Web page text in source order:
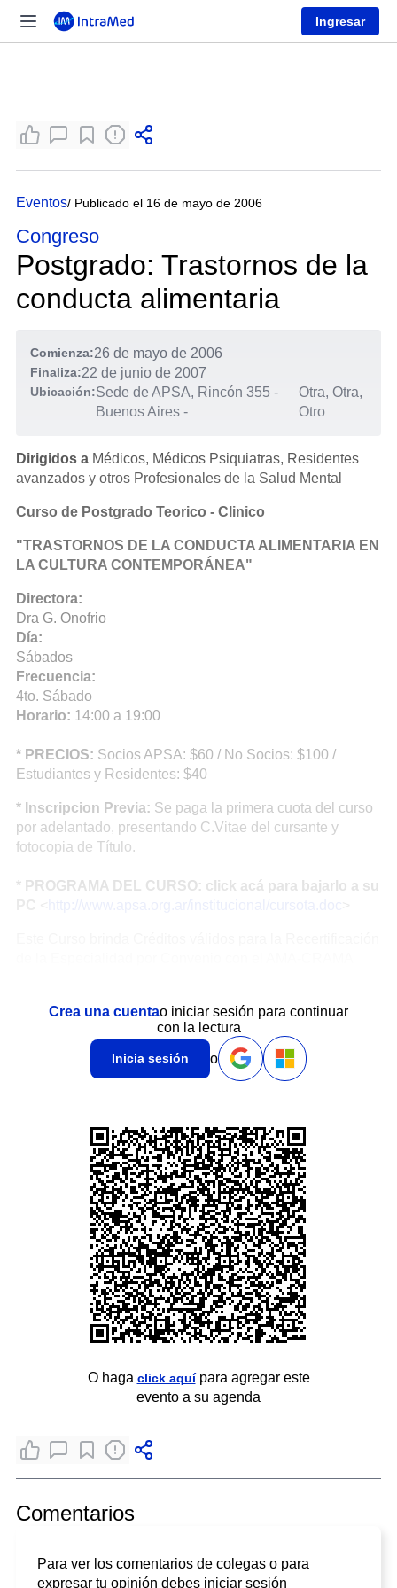
Ingresar
Eventos/ Publicado el 16 de mayo de 2006
Congreso
Postgrado: Trastornos de la
conducta alimentaria
Comienza:26 de mayo de 2006
Finaliza:22 de junio de 2007
Ubicación:Sede de APSA, Rincón 355 -
Buenos Aires -
Otra, Otra,
Otro
Dirigidos a Médicos, Médicos Psiquiatras, Residentes
avanzados y otros Profesionales de la Salud Mental
Curso de Postgrado Teorico - Clinico
"TRASTORNOS DE LA CONDUCTA ALIMENTARIA EN
LA CULTURA CONTEMPORÁNEA"
Directora:
Dra G. Onofrio
Día:
Sábados
Frecuencia:
4to. Sábado
Horario: 14:00 a 19:00
* PRECIOS: Socios APSA: $60 / No Socios: $100 /
Estudiantes y Residentes: $40
* Inscripcion Previa: Se paga la primera cuota del curso
por adelantado, presentando C.Vitae del cursante y
fotocopia de Título.
* PROGRAMA DEL CURSO: click acá para bajarlo a su
Crea una cuentao iniciar sesión para continuar
con la lectura
Inicia sesión o
O haga click aquípara agregar este
evento a su agenda
Comentarios
Para ver los comentarios de colegas o para
expresar tu opinión debes iniciar sesión